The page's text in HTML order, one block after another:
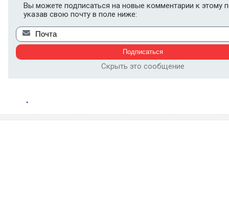
Вы можете подписаться на новые комментарии к этому
указав свою почту в поле ниже:
Скрыть это сообщение